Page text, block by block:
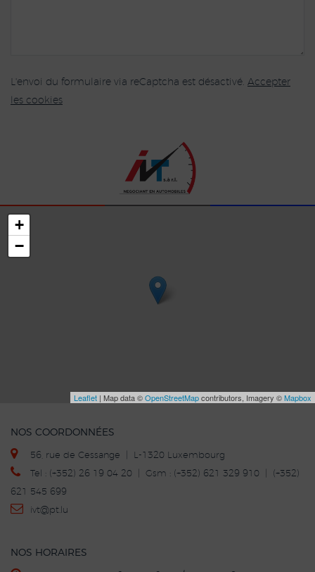
L'envoi du formulaire via reCaptcha est désactivé. Accepter
les cookies
+
−
Leaflet | Map data ©OpenStreetMapcontributors, Imagery ©Mapbox
NOS COORDONNÉES
56, rue de Cessange | L-1320 Luxembourg
Tel : (+352) 26 19 04 20 | Gsm : (+352) 621 329 910 | (+352)
621 545 699
ivt@pt.lu
NOS HORAIRES